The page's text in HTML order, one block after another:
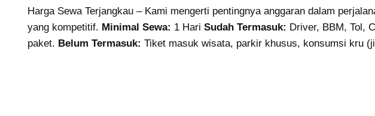
Harga Sewa Terjangkau – Kami mengerti pentingnya anggaran dalam
yang kompetitif. Minimal Sewa: 1 Hari Sudah Termasuk: Driver, BBM, Tol,
paket. Belum Termasuk: Tiket masuk wisata, parkir khusus, konsumsi kru